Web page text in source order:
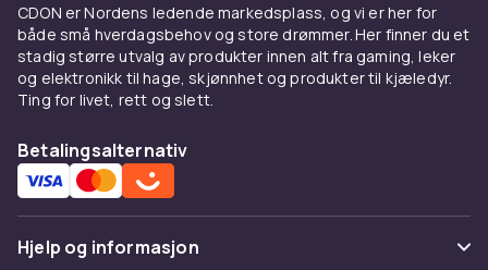
CDON er Nordens ledende markedsplass, og vi er her for
både små hverdagsbehov og store drømmer. Her finner du et
stadig større utvalg av produkter innen alt fra gaming, leker
og elektronikk til hage, skjønnhet og produkter til kjæledyr.
Ting for livet, rett og slett.
Betalingsalternativ
Hjelp og informasjon